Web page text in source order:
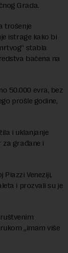
Grada.
trošenje
istrage kako bi
stabla
bačena na
50.000 evra, bez
prošle godine,
i uklanjanje
za građane i
Veneziji,
i prozvali su je
„imam više